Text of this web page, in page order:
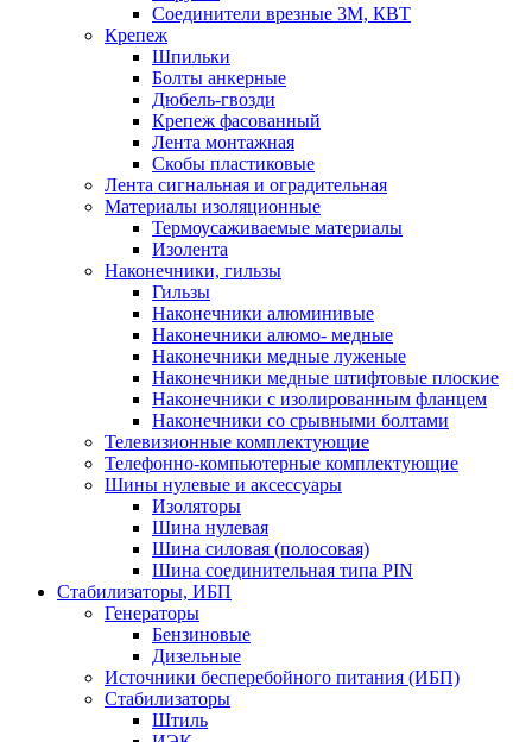
Соединители врезные 3M, КВТ
Крепеж
Шпильки
Болты анкерные
Дюбель-гвозди
Крепеж фасованный
Лента монтажная
Скобы пластиковые
Лента сигнальная и оградительная
Материалы изоляционные
Термоусаживаемые матeриалы
Изолента
Наконечники, гильзы
Гильзы
Наконечники алюминивые
Наконечники алюмо- медные
Наконечники медные луженые
Наконечники медные штифтовые плоские
Наконечники с изолированным фланцем
Наконечники со срывными болтами
Телевизионные комплектующие
Телефонно-компьютерные комплектующие
Шины нулевые и аксессуары
Изоляторы
Шина нулевая
Шина силовая (полосовая)
Шина соединительная типа PIN
Стабилизаторы, ИБП
Генераторы
Бензиновые
Дизельные
Источники бесперебойного питания (ИБП)
Стабилизаторы
Штиль